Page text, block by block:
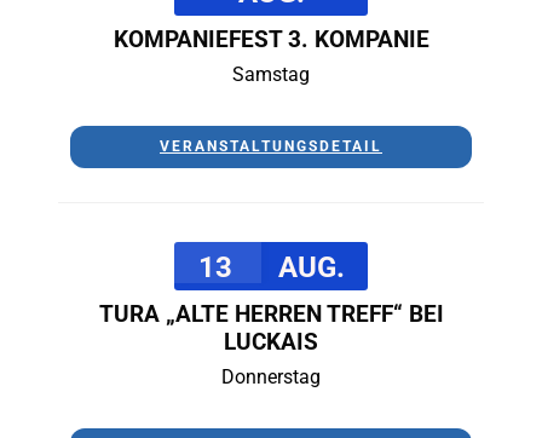
KOMPANIEFEST 3. KOMPANIE
Samstag
VERANSTALTUNGSDETAIL
13 AUG.
TURA „ALTE HERREN TREFF“ BEI
LUCKAIS
Donnerstag